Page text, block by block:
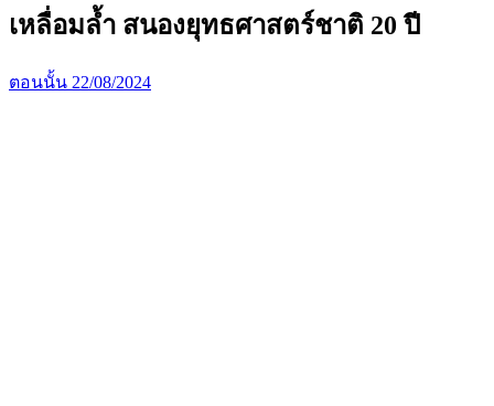
เหลื่อมล้ำ สนองยุทธศาสตร์ชาติ 20 ปี
ตอนนั้น 22/08/2024